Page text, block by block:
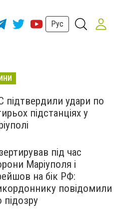
Рус
підтвердили удари по
підстанціях у
під час
Маріуполя і
на бік РФ:
повідомили
підозру